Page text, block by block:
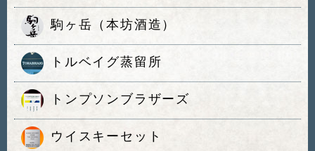
駒ヶ岳（本坊酒造）
トルベイグ蒸留所
トンプソンブラザーズ
ウイスキーセット